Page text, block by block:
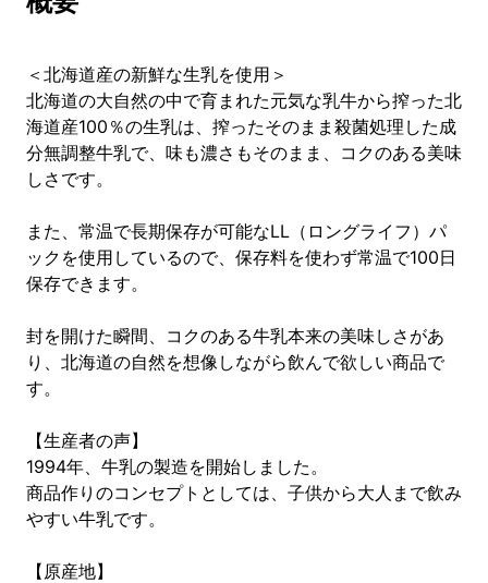
＜北海道産の新鮮な生乳を使用＞
北海道の大自然の中で育まれた元気な乳牛から搾った北
海道産100％の生乳は、搾ったそのまま殺菌処理した成
分無調整牛乳で、味も濃さもそのまま、コクのある美味
しさです。
また、常温で長期保存が可能なLL（ロングライフ）パ
ックを使用しているので、保存料を使わず常温で100日
保存できます。
封を開けた瞬間、コクのある牛乳本来の美味しさがあ
り、北海道の自然を想像しながら飲んで欲しい商品で
す。
【生産者の声】
1994年、牛乳の製造を開始しました。
商品作りのコンセプトとしては、子供から大人まで飲み
やすい牛乳です。
【原産地】